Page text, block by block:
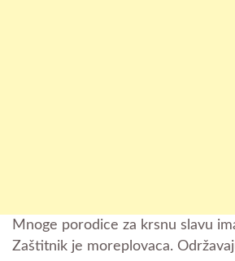
Mnoge porodice za krsnu slavu
Zaštitnik je moreplovaca.